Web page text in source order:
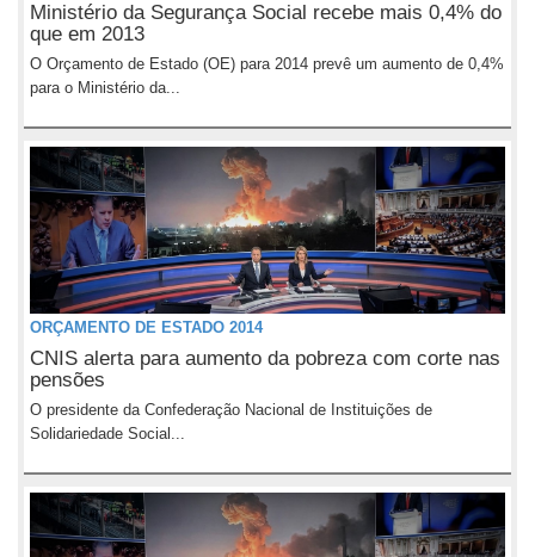
Ministério da Segurança Social recebe mais 0,4% do
que em 2013
O Orçamento de Estado (OE) para 2014 prevê um aumento de 0,4%
para o Ministério da...
ORÇAMENTO DE ESTADO 2014
CNIS alerta para aumento da pobreza com corte nas
pensões
O presidente da Confederação Nacional de Instituições de
Solidariedade Social...